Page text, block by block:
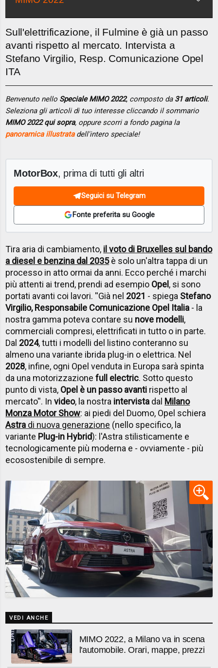
Sull'elettrificazione, il Fulmine è già un passo
avanti rispetto al mercato. Intervista a
Stefano Virgilio, Resp. Comunicazione Opel
ITA
Benvenuto nello Speciale MIMO 2022, composto da 31 articoli.
Seleziona gli articoli di tuo interesse cliccando il sommario
MIMO 2022 qui sopra, oppure scorri a fondo pagina la
panoramica illustratadell'intero speciale!
MotorBox, prima di tutti gli altri
Seguici su Telegram
Fonte preferita su Google
Tira aria di cambiamento, il voto di Bruxelles sul bando
a diesel e benzina dal 2035è solo un'altra tappa di un
processo in atto ormai da anni. Ecco perché i marchi
più attenti ai trend, prendi ad esempio Opel , si sono
portati avanti coi lavori. ''Già nel 2021 - spiega Stefano
Virgilio, Responsabile Comunicazione Opel Italia - la
nostra gamma poteva contare su nove modelli,
commerciali compresi, elettrificati in tutto o in parte.
Dal 2024, tutti i modelli del listino conteranno su
almeno una variante ibrida plug-in o elettrica. Nel
2028, infine, ogni Opel venduta in Europa sarà spinta
da una motorizzazionefull electric. Sotto questo
punto di vista, Opel è un passo avanti rispetto al
mercato''. Invideo, la nostra intervista dal Milano
Monza Motor Show: ai piedi del Duomo, Opel schiera
Astra di nuova generazione (nello specifico, la
variante Plug-in Hybrid): l'Astra stilisticamente e
tecnologicamente più moderna e - ovviamente - più
ecosostenibile di sempre.
VEDI ANCHE
MIMO 2022, a Milano va in scena
l'automobile. Orari, mappe, prezzi